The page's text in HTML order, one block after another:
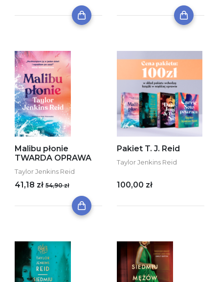
Malibu płonie
TWARDA OPRAWA
Taylor Jenkins Reid
41,18 zł 54,90 zł
Pakiet T. J. Reid
Taylor Jenkins Reid
100,00 zł